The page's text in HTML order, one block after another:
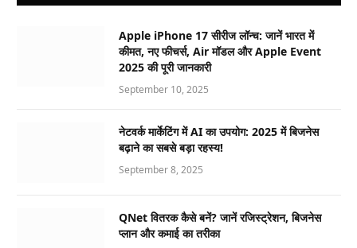
Apple iPhone 17 सीरीज लॉन्च: जानें भारत में
कीमत, नए फीचर्स, Air मॉडल और Apple Event
2025 की पूरी जानकारी
September 10, 2025
नेटवर्क मार्केटिंग में AI का उपयोग: 2025 में बिजनेस
बढ़ाने का सबसे बड़ा रहस्य!
September 8, 2025
QNet वितरक कैसे बनें? जानें रजिस्ट्रेशन, बिजनेस
प्लान और कमाई का तरीका